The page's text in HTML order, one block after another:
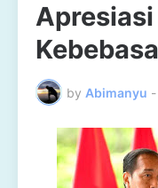
by Abimanyu -